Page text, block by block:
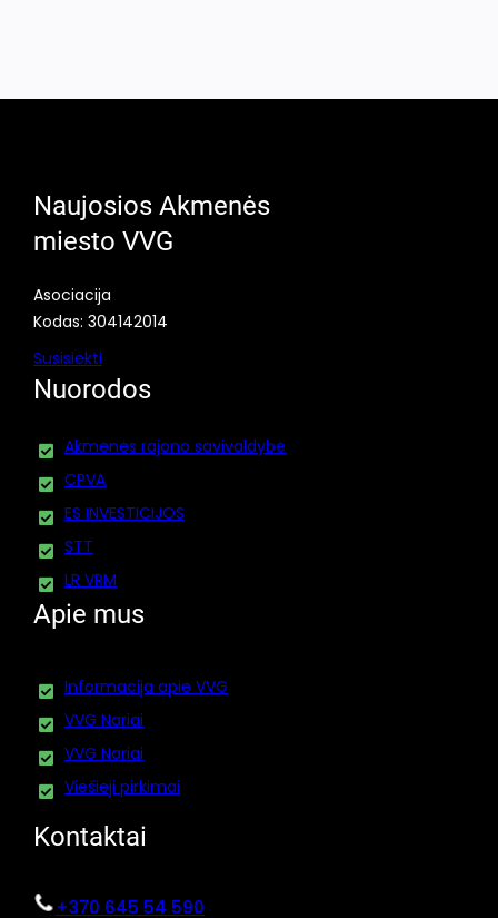
Naujosios Akmenės
miesto VVG
Asociacija
Kodas: 304142014
Susisiekti
Nuorodos
Akmenės rajono savivaldybė
CPVA
ES INVESTICIJOS
STT
LR VRM
Apie mus
Informacija apie VVG
VVG Nariai
VVG Nariai
Viešieji pirkimai
Kontaktai
+370 645 54 590